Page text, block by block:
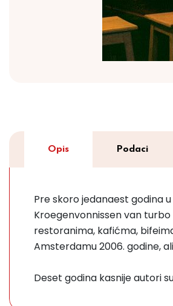
Opis Podaci
Pre skoro jedanaest godina
Kroegenvonnissen van
restoranima, kafićma,
Amsterdamu 2006. godine,
Deset godina kasnije autori